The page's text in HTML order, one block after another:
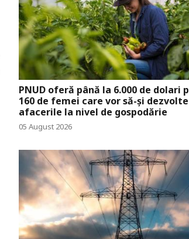
PNUD oferă până la 6.000 de dolari
160 de femei care vor să-și dezvolte
afacerile la nivel de gospodărie
05 August 2026